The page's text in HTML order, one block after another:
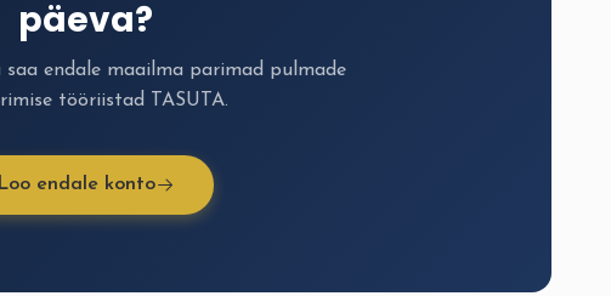
päeva?
endale maailma parimad pulmade
tööriistad TASUTA.
endale konto